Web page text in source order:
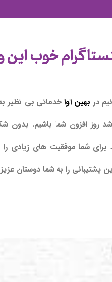
خوب این
در بهین آواخدماتی بی نظیر به
روز افزون شما باشیم. بدون
شما موفقیت های زیادی را به
پشتیبانی را به شما دوستان عزیز